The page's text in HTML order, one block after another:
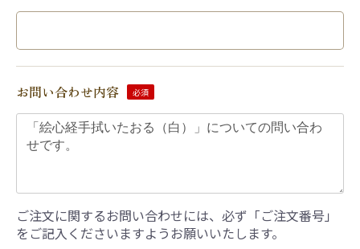
お問い合わせ内容 必須
ご注文に関するお問い合わせには、必ず「ご注文番号」
をご記入くださいますようお願いいたします。